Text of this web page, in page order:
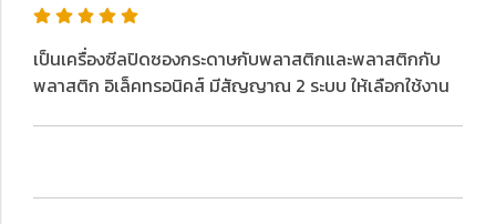
เป็นเครื่องซีลปิดซองกระดาษกับพลาสติกและพลาสติกกับ
พลาสติก อิเล็คทรอนิคส์ มีสัญญาณ 2 ระบบ ให้เลือกใช้งาน